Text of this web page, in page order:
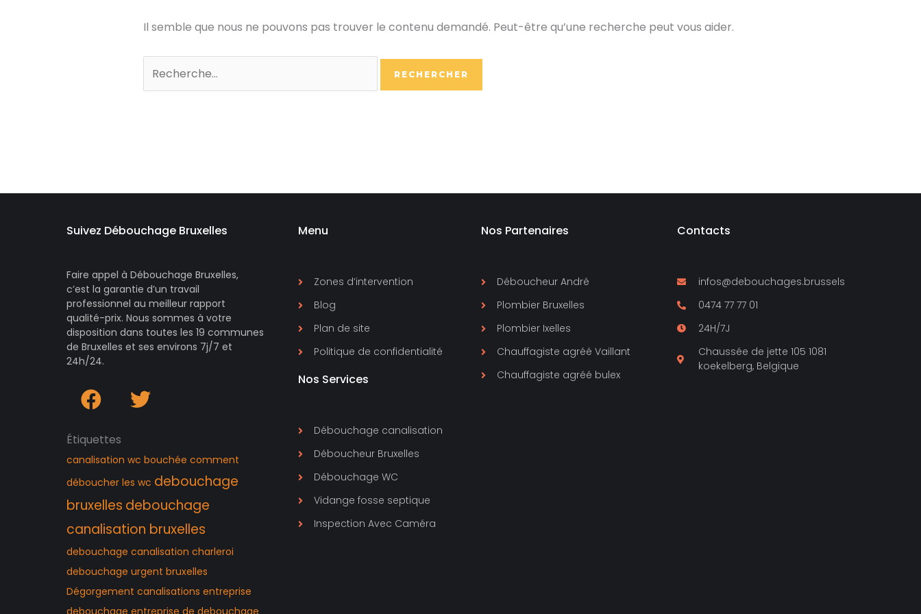
Il semble que nous ne pouvons pas trouver le contenu demandé. Peut-être qu’une recherche peut vous aider.
Suivez Débouchage Bruxelles
Faire appel à Débouchage Bruxelles,
c’est la garantie d’un travail
professionnel au meilleur rapport
qualité-prix. Nous sommes à votre
disposition dans toutes les 19 communes
de Bruxelles et ses environs 7j/7 et
24h/24.
Étiquettes
canalisation wc bouchée comment
déboucher les wc debouchage
bruxelles debouchage
canalisation bruxelles
debouchage canalisation charleroi
debouchage urgent bruxelles
Dégorgement canalisations entreprise
debouchage entreprise de debouchage
Menu
Zones d’intervention
Blog
Plan de site
Politique de confidentialité
Nos Services
Débouchage canalisation
Déboucheur Bruxelles
Débouchage WC
Vidange fosse septique
Inspection Avec Caméra
Nos Partenaires
Déboucheur André
Plombier Bruxelles
Plombier Ixelles
Chauffagiste agréé Vaillant
Chauffagiste agréé bulex
Contacts
infos@debouchages.brussels
0474 77 77 01
24H/7J
Chaussée de jette 105 1081
koekelberg, Belgique